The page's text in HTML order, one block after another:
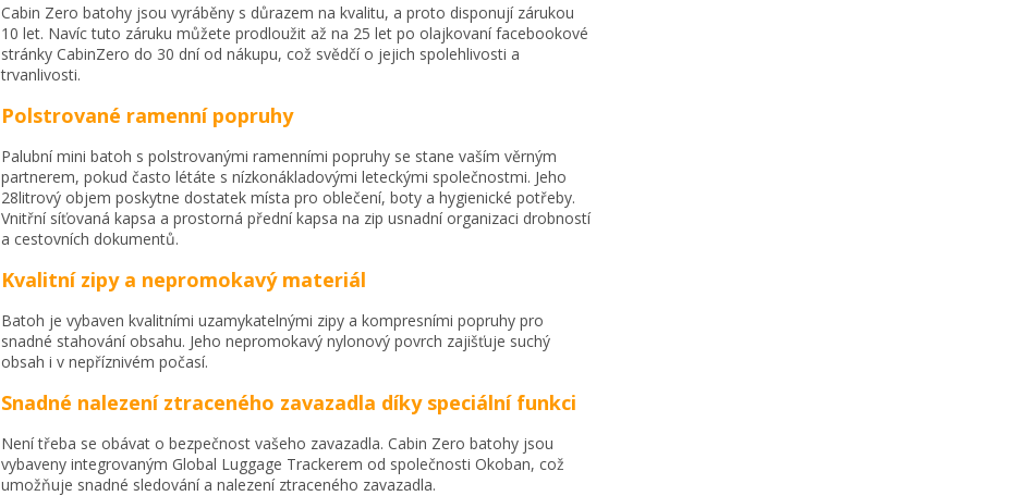
Cabin Zero batohy jsou vyráběny s důrazem na kvalitu, a proto disponují zárukou
10 let. Navíc tuto záruku můžete prodloužit až na 25 let po olajkovaní facebookové
stránky CabinZero do 30 dní od nákupu, což svědčí o jejich spolehlivosti a
trvanlivosti.
Polstrované ramenní popruhy
Palubní mini batoh s polstrovanými ramenními popruhy se stane vaším věrným
partnerem, pokud často létáte s nízkonákladovými leteckými společnostmi. Jeho
28litrový objem poskytne dostatek místa pro oblečení, boty a hygienické potřeby.
Vnitřní síťovaná kapsa a prostorná přední kapsa na zip usnadní organizaci drobností
a cestovních dokumentů.
Kvalitní zipy a nepromokavý materiál
Batoh je vybaven kvalitními uzamykatelnými zipy a kompresními popruhy pro
snadné stahování obsahu. Jeho nepromokavý nylonový povrch zajišťuje suchý
obsah i v nepříznivém počasí.
Snadné nalezení ztraceného zavazadla díky speciální funkci
Není třeba se obávat o bezpečnost vašeho zavazadla. Cabin Zero batohy jsou
vybaveny integrovaným Global Luggage Trackerem od společnosti Okoban, což
umožňuje snadné sledování a nalezení ztraceného zavazadla.